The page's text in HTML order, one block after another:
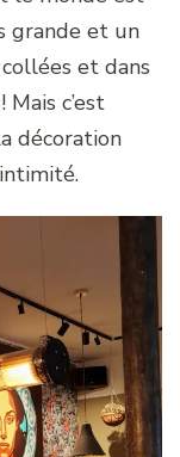
grande et un
et dans
c’est
décoration